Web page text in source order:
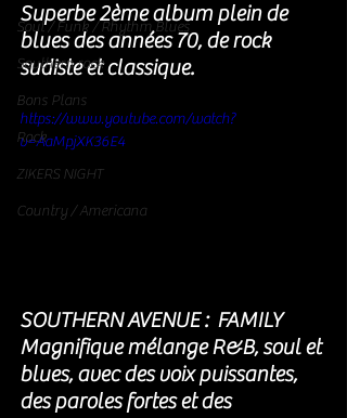
Soul / Funk / Rhythm Blues
Southern rock
Bons Plans
Rock
ZIKERS NIGHT
Country / Americana
Superbe 2ème album plein de
blues des années 70, de rock
sudiste et classique.
https://www.youtube.com/watch?
v=AaMpjXK36E4
SOUTHERN AVENUE :  FAMILY
Magnifique mélange R&B, soul et
blues, avec des voix puissantes,
des paroles fortes et des